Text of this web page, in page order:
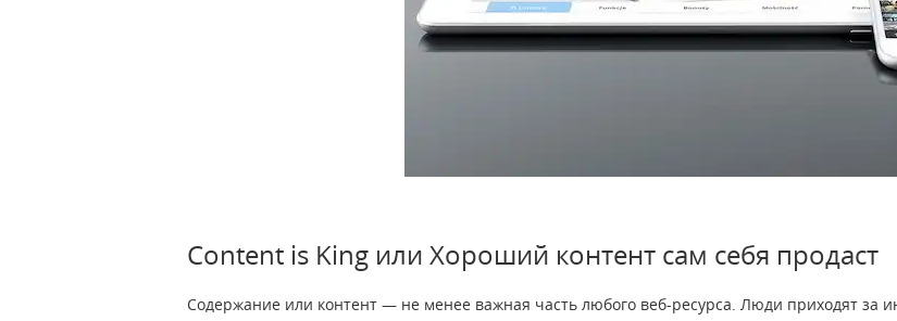
Content is King или Хороший контент сам себя продаст
Содержание или контент — не менее важная часть любого веб-ресурса. Люди приходят за